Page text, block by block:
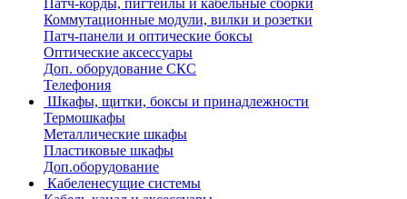
Патч-корды, пигтейлы и кабельные сборки
Коммутационные модули, вилки и розетки
Патч-панели и оптические боксы
Оптические аксессуары
Доп. оборудование СКС
Телефония
Шкафы, щитки, боксы и принадлежности
Термошкафы
Металлические шкафы
Пластиковые шкафы
Доп.оборудование
Кабеленесущие системы